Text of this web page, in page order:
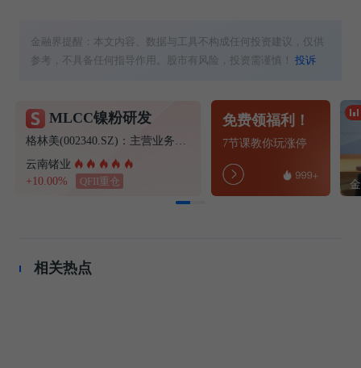
金融界提醒：本文内容、数据与工具不构成任何投资建议，仅供
参考，不具备任何指导作用。股市有风险，投资需谨慎！投诉
MLCC镍粉研发
云南锗业
+10.00%
QFII重仓
免费领福利！
7节课教你玩涨停
相关热点